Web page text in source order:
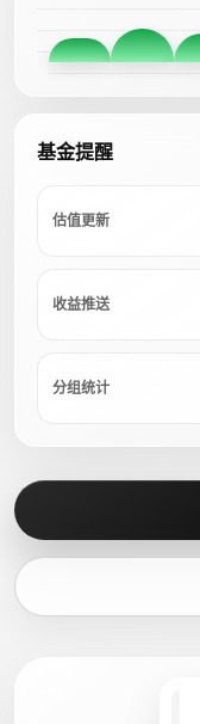
基金提醒
估值更新
收益推送
分组统计